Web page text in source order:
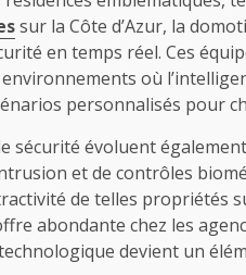
sur la Côte d’Azur, la
en temps réel. Ces
où
personnalisés pour
sécurité évoluent
et de contrôles
de telles propriétés
abondante chez les
devient un